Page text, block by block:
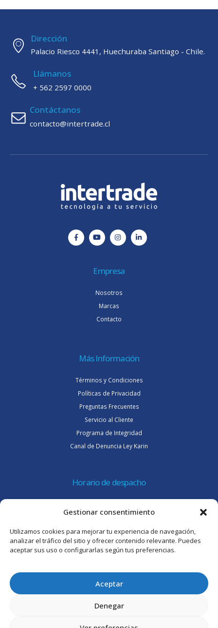
Gestionar consentimiento
Utilizamos cookies para mejorar tu experiencia de navegación,
analizar el tráfico del sitio y ofrecer contenido relevante. Puedes
aceptar sus uso o configurarlas según tus preferencias.
Aceptar
Denegar
Dirección
Palacio Riesco 4441, Huechuraba Santiago - Chile.
Llámanos
+ 562 2597 0000
Contáctanos
contacto@intertrade.cl
Empresa
Nosotros
Marcas
Contacto
Más Información
Términos y Condiciones
Políticas de Privacidad
Preguntas Frecuentes
Servicio al Cliente
Programa de Integridad
Canal de Denuncia Ley Karin
Horario de despacho
Viernes 8:30 a 15:30 hrs.
Atención al cliente
Lunes a jueves de 09:00 a 17:45 hrs.